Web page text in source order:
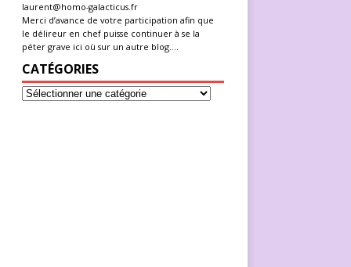
laurent@homo-galacticus.fr
Merci d’avance de votre participation afin que
le délireur en chef puisse continuer à se la
péter grave ici où sur un autre blog....
CATÉGORIES